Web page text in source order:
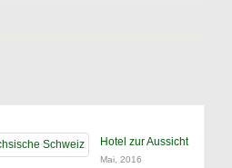
Hotel zur Aussicht
Mai, 2016